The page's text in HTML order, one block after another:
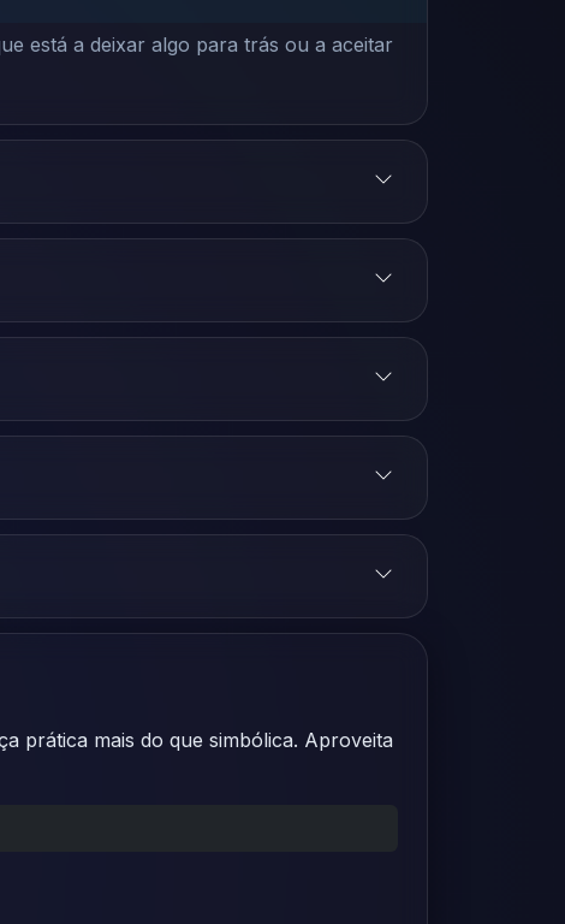
está a deixar algo para trás ou a aceitar
prática mais do que simbólica. Aproveita